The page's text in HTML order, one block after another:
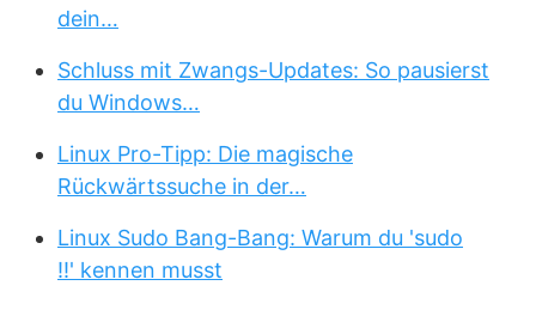
dein…
Schluss mit Zwangs-Updates: So pausierst
du Windows…
Linux Pro-Tipp: Die magische
Rückwärtssuche in der…
Linux Sudo Bang-Bang: Warum du 'sudo
!!' kennen musst